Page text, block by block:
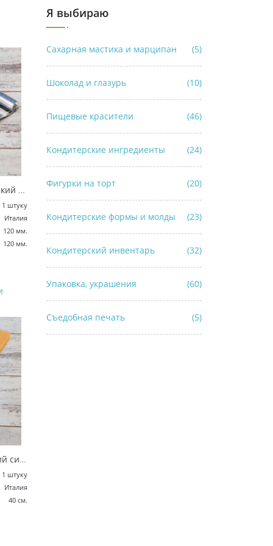
Шпатель кондитерский металлический 120x120 мм
1 штуку
Италия
120 мм.
120 мм.
Мешок кондитерский силиконовый - Поверфлекс 40см.
1 штуку
Италия
40 см.
Я выбираю
Сахарная мастика и марципан (5)
Шоколад и глазурь (10)
Пищевые красители (46)
Кондитерские ингредиенты (24)
Фигурки на торт (20)
Кондитерские формы и молды (23)
Кондитерский инвентарь (32)
Упаковка, украшения (60)
Съедобная печать (5)